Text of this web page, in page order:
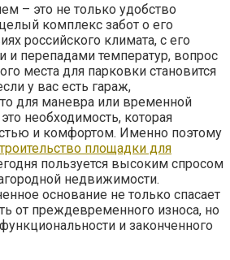
– это не только удобство
комплекс забот о его
российского климата, с его
перепадами температур, вопрос
места для парковки становится
у вас есть гараж,
для маневра или временной
необходимость, которая
и комфортом. Именно поэтому
площадки для
пользуется высоким спросом
недвижимости.
основание не только спасает
от преждевременного износа, но
и законченного